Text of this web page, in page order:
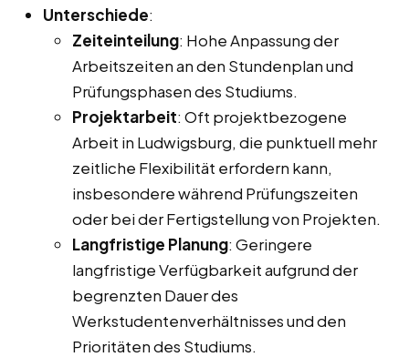
Unterschiede:
Zeiteinteilung: Hohe Anpassung der
Arbeitszeiten an den Stundenplan und
Prüfungsphasen des Studiums.
Projektarbeit: Oft projektbezogene
Arbeit in Ludwigsburg, die punktuell mehr
zeitliche Flexibilität erfordern kann,
insbesondere während Prüfungszeiten
oder bei der Fertigstellung von Projekten.
Langfristige Planung: Geringere
langfristige Verfügbarkeit aufgrund der
begrenzten Dauer des
Werkstudentenverhältnisses und den
Prioritäten des Studiums.